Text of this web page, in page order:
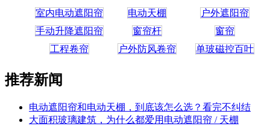
室内电动遮阳帘 电动天棚
户外遮阳帘
手动升降遮阳帘
窗帘杆
窗帘
工程卷帘
户外防风卷帘 单玻磁控百叶
推荐新闻
电动遮阳帘和电动天棚，到底该怎么选？看完不纠结
大面积玻璃建筑，为什么都爱用电动遮阳帘 / 天棚